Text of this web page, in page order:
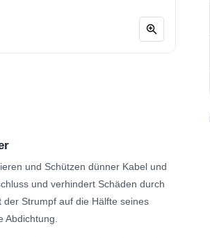
und Schützen dünner Kabel und
und verhindert Schäden durch
Strumpf auf die Hälfte seines
Abdichtung.